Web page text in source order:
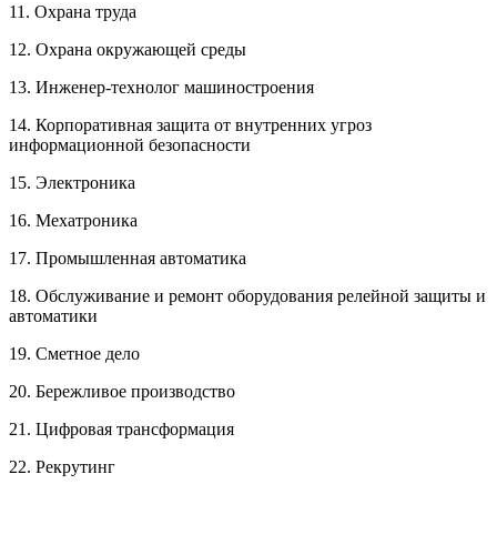
11. Охрана труда
12. Охрана окружающей среды
13. Инженер-технолог машиностроения
14. Корпоративная защита от внутренних угроз
информационной безопасности
15. Электроника
16. Мехатроника
17. Промышленная автоматика
18. Обслуживание и ремонт оборудования релейной защиты и
автоматики
19. Сметное дело
20. Бережливое производство
21. Цифровая трансформация
22. Рекрутинг